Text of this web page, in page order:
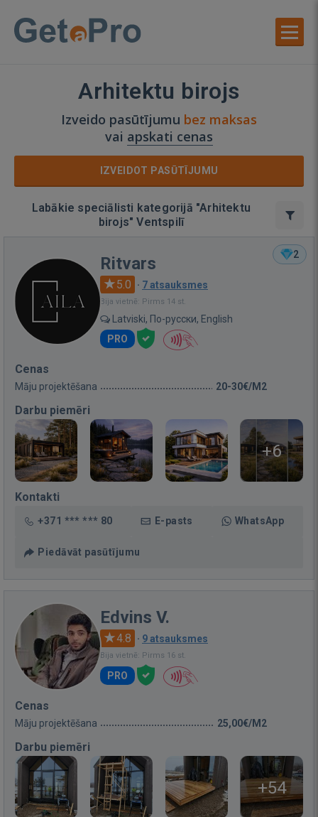
Arhitektu birojs
Izveido pasūtījumu bez maksas
vai apskati cenas
IZVEIDOT PASŪTĪJUMU
Labākie speciālisti kategorijā "Arhitektu
birojs" Ventspilī
2
Ritvars
5.0 · 7 atsauksmes
Bija vietnē: Pirms 14 st.
Latviski, По-русски, English
PRO
Cenas
Māju projektēšana 20-30€/M2
Darbu piemēri
+6
Kontakti
+371 *** *** 80 E-pasts WhatsApp
Piedāvāt pasūtījumu
Edvins V.
4.8 · 9 atsauksmes
Bija vietnē: Pirms 16 st.
PRO
Cenas
Māju projektēšana 25,00€/M2
Darbu piemēri
+54